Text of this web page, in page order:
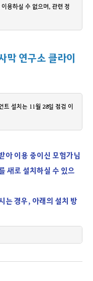
용하실 수 없으며, 관련 정
막 연구소 클라이
트 설치는 11월 28일 점검 이
아 이용 중이신 모험가님
새로 설치하실 수 있으
는 경우, 아래의 설치 방